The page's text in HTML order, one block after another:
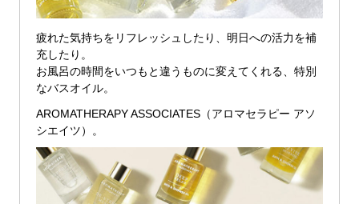
疲れた気持ちをリフレッシュしたり、明日への活力を補
充したり。
お風呂の時間をいつもと違うものに変えてくれる、特別
なバスオイル。
AROMATHERAPY ASSOCIATES（アロマセラピー アソ
シエイツ）。